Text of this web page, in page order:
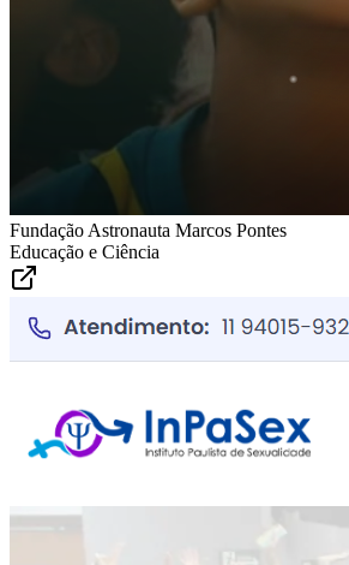
Fundação Astronauta Marcos Pontes
Educação e Ciência